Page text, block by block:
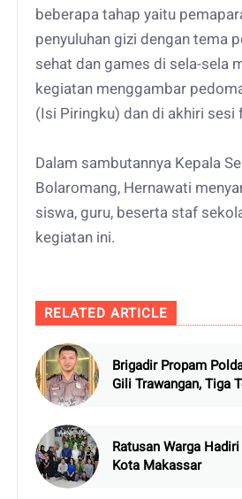
beberapa tahap yaitu
penyuluhan gizi dengan tema
sehat dan games di sela-sela
kegiatan menggambar
(Isi Piringku) dan di akhiri sesi
Dalam sambutannya Kepala
Bolaromang, Hernawati
siswa, guru, beserta staf
kegiatan ini.
RELATED ARTICLE
Brigadir Propam
Gili Trawangan, Tiga
Ratusan Warga
Kota Makassar